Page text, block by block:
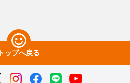
トップへ戻る